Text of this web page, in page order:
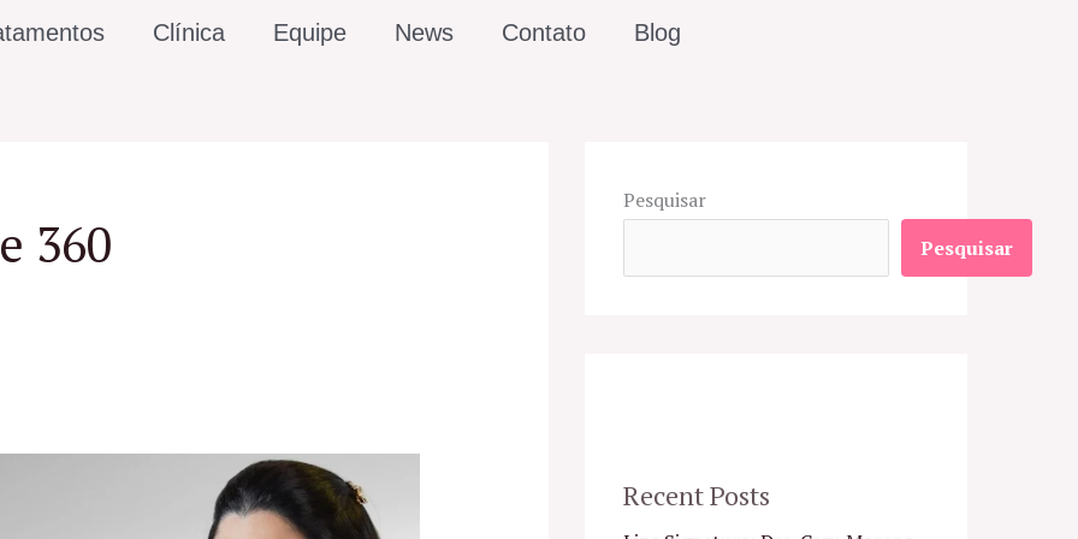
Clínica Equipe News Contato Blog
360
Pesquisar
Pesquisar
Recent Posts